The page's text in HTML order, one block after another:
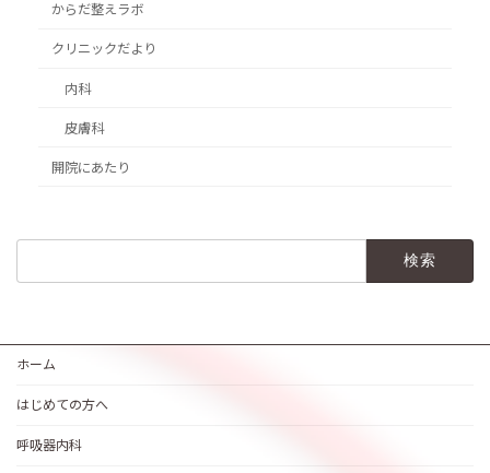
からだ整えラボ
クリニックだより
内科
皮膚科
開院にあたり
ホーム
はじめての方へ
呼吸器内科